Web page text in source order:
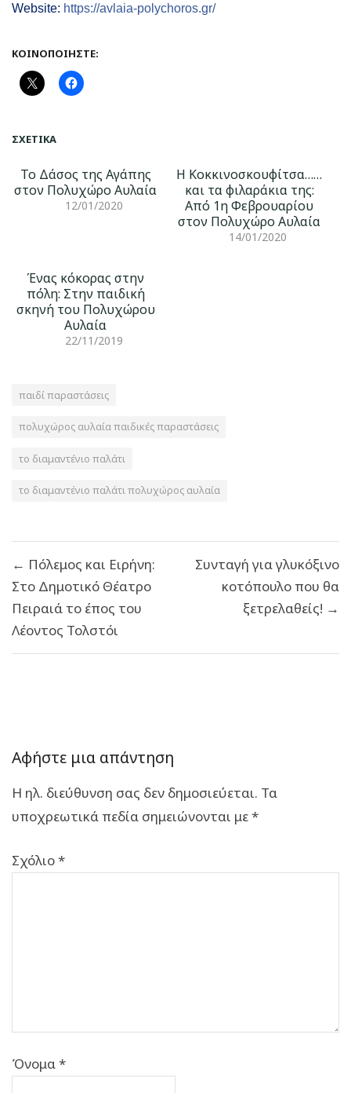
Website: https://avlaia-polychoros.gr/
ΚΟΙΝΟΠΟΙΉΣΤΕ:
ΣΧΕΤΙΚΆ
Το Δάσος της Αγάπης
στον Πολυχώρο Αυλαία
12/01/2020
Η Κοκκινοσκουφίτσα……
και τα φιλαράκια της:
Από 1η Φεβρουαρίου
στον Πολυχώρο Αυλαία
14/01/2020
Ένας κόκορας στην
πόλη: Στην παιδική
σκηνή του Πολυχώρου
Αυλαία
22/11/2019
παιδί παραστάσεις
πολυχώρος αυλαία παιδικές παραστάσεις
το διαμαντένιο παλάτι
το διαμαντένιο παλάτι πολυχώρος αυλαία
άρθρων
← Πόλεμος και Ειρήνη:
Στο Δημοτικό Θέατρο
Πειραιά το έπος του
Λέοντος Τολστόι
Συνταγή για γλυκόξινο
κοτόπουλο που θα
ξετρελαθείς! →
Αφήστε μια απάντηση
Η ηλ. διεύθυνση σας δεν δημοσιεύεται. Τα
υποχρεωτικά πεδία σημειώνονται με*
Σχόλιο*
Όνομα*